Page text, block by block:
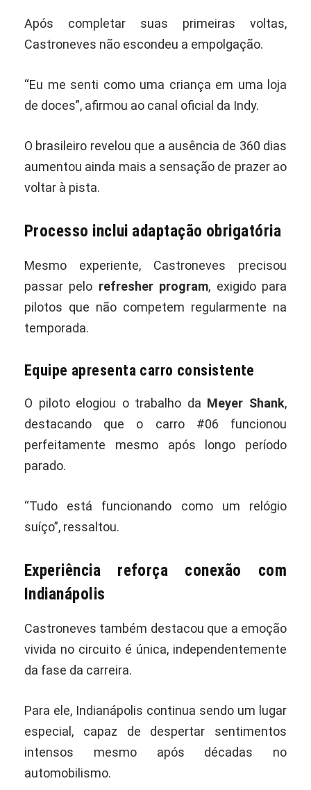
Após completar suas primeiras voltas,
Castroneves não escondeu a empolgação.
“Eu me senti como uma criança em uma loja
de doces”, afirmou ao canal oficial da Indy.
O brasileiro revelou que a ausência de 360 dias
aumentou ainda mais a sensação de prazer ao
voltar à pista.
Processo inclui adaptação obrigatória
Mesmo experiente, Castroneves precisou
passar pelo refresher program, exigido para
pilotos que não competem regularmente na
temporada.
Equipe apresenta carro consistente
O piloto elogiou o trabalho da Meyer Shank,
destacando que o carro #06 funcionou
perfeitamente mesmo após longo período
parado.
“Tudo está funcionando como um relógio
suíço”, ressaltou.
Experiência reforça conexão com
Indianápolis
Castroneves também destacou que a emoção
vivida no circuito é única, independentemente
da fase da carreira.
Para ele, Indianápolis continua sendo um lugar
especial, capaz de despertar sentimentos
intensos mesmo após décadas no
automobilismo.